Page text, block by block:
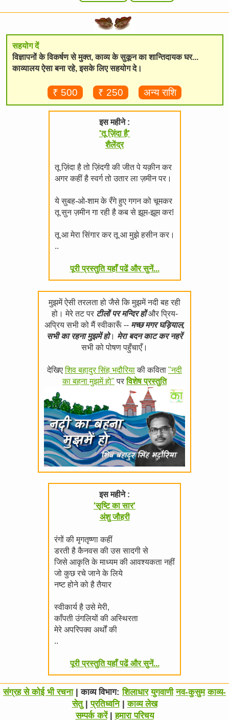
सहयोग दें
विज्ञापनों के विकर्षण से मुक्त, काव्य के सुकून का शान्तिदायक घर...
काव्यालय ऐसा बना रहे, इसके लिए सहयोग दे।
₹ 500 ₹ 250 अन्य राशि
इस महीने :
'तू ज़िंदा है'
शैलेंद्र
तू ज़िंदा है तो ज़िंदगी की जीत पे यक़ीन कर
अगर कहीं है स्वर्ग तो उतार ला ज़मीन पर।
ये सुबह-ओ-शाम के रँगे हुए गगन को चूमकर
तू सुन ज़मीन गा रही है कब से झूम-झूम कर!
तू आ मेरा सिंगार कर तू आ मुझे हसीन कर।
..
पूरी प्रस्तुति यहाँ पढें और सुनें...
मुझमें ऐसी तरलता हो जैसे कि मुझमें नदी बह रही
हो। मेरे तट पर टीलों पर मन्दिर होंऔर प्रिय-
अप्रिय सभी को मैं स्वीकारूँ -- मच्छ मगर घड़ियाल,
सभी का रहना मुझमें हो। मेरा बदन काट कर नहरें
सभी को पोषण पहुँचाएँ।
देखिएशिव बहादुर सिंह भदौरियाकी कविता "नदी
का बहना मुझमें हो" परविशेष प्रस्तुति
इस महीने :
'सृष्टि का सार'
अंशु जौहरी
रंगों की मृगतृष्णा कहीं
डरती है कैनवस की उस सादगी से
जिसे आकृति के माध्यम की आवश्यकता नहीं
जो कुछ रचे जाने के लिये
नष्ट होने को है तैयार
स्वीकार्य है उसे मेरी,
काँपती उंगलियों की अस्थिरता
मेरे अपरिपक्व अर्थों की
..
पूरी प्रस्तुति यहाँ पढें और सुनें...
संग्रह से कोई भी रचना| काव्य विभाग:शिलाधार युगवाणी नव-कुसुम काव्य-
सेतु|प्रतिध्वनि|काव्य लेख
सम्पर्क करें|हमारा परिचय